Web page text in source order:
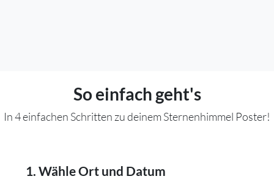
So einfach geht's
In 4 einfachen Schritten zu deinem Sternenhimmel Poster!
1. Wähle Ort und Datum